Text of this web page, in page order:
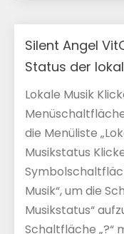
Silent Angel
Status der
Lokale Musik
die Menüliste
Musikstatus
Musik“, um die
Musikstatus“
Schaltfläche „?“